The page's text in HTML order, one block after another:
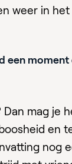
weer in
een
mag je
en
nog